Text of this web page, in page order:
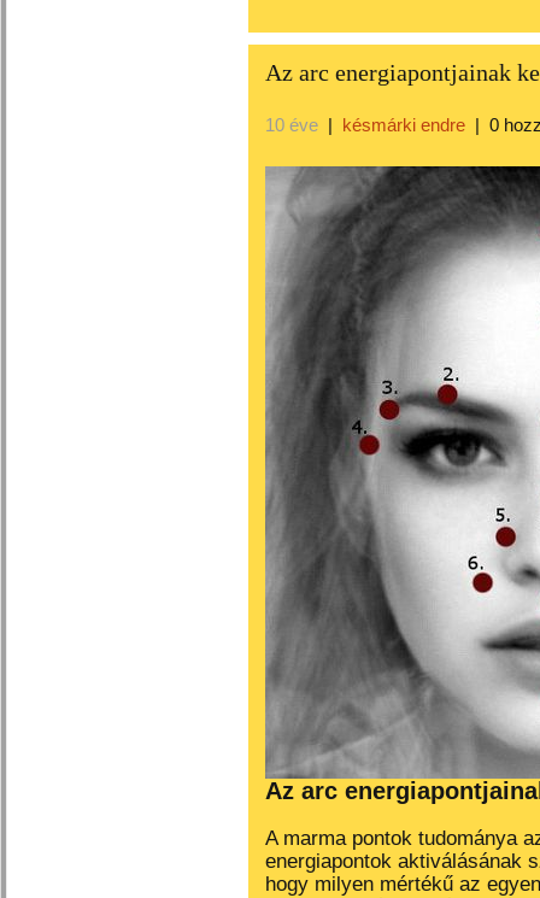
Az arc energiapontjainak
10 éve | késmárki endre | 0
Az arc
A marma pontok tudománya
energiapontok aktiválásának
hogy milyen mértékű az